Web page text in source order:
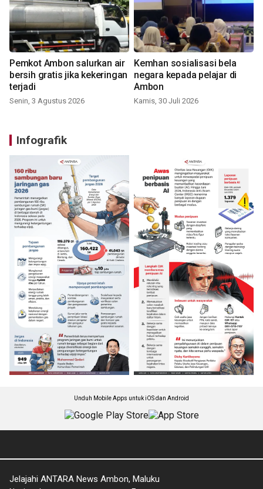
Pemkot Ambon salurkan air
bersih gratis jika kekeringan
terjadi
Senin, 3 Agustus 2026
Kemhan sosialisasi bela
negara kepada pelajar di
Ambon
Kamis, 30 Juli 2026
Infografik
Unduh Mobile Apps untuk iOS dan Android
Jelajahi ANTARA News Ambon, Maluku